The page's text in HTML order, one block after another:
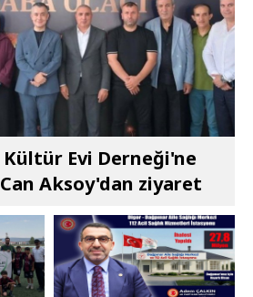
Evi Derneği'ne
Aksoy'dan ziyaret